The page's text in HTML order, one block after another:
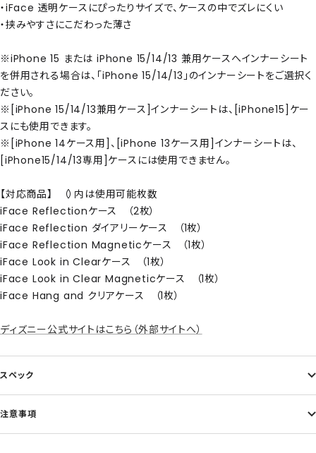
・iFace 透明ケースにぴったりサイズで、ケースの中でズレにくい
・挟みやすさにこだわった薄さ
※iPhone 15 または iPhone 15/14/13 兼用ケースへインナーシート
を併用される場合は、「iPhone 15/14/13」のインナーシートをご選択く
ださい。
※[iPhone 15/14/13兼用ケース]インナーシートは、[iPhone15]ケー
スにも使用できます。
※[iPhone 14ケース用]、[iPhone 13ケース用]インナーシートは、
[iPhone15/14/13専用]ケースには使用できません。
【対応商品】 （）内は使用可能枚数
iFace Reflectionケース （2枚）
iFace Reflection ダイアリーケース （1枚）
iFace Reflection Magneticケース （1枚）
iFace Look in Clearケース （1枚）
iFace Look in Clear Magneticケース （1枚）
iFace Hang and クリアケース （1枚）
ディズニー公式サイトはこちら（外部サイトへ）
スペック
注意事項